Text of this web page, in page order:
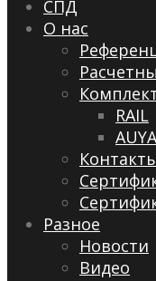
СПД
О нас
RAIL
Разное
Новости
Видео